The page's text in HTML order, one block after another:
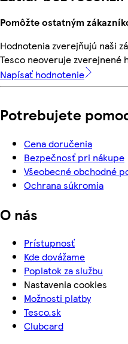
Pomôžte ostatným
Hodnotenia zverejňujú naši
Tesco neoveruje zverejnené
Napísať hodnotenie
Potrebujete
Cena doručenia
Bezpečnosť pri nákupe
Všeobecné obchodné
Ochrana súkromia
O nás
Prístupnosť
Kde dovážame
Poplatok za službu
Nastavenia cookies
Možnosti platby
Tesco.sk
Clubcard